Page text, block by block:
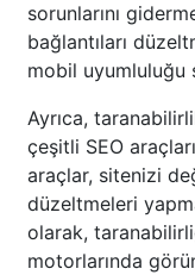
sorunlarını
bağlantıları
mobil uyumluluğu
Ayrıca,
çeşitli SEO
araçlar, sitenizi
düzeltmeleri
olarak,
motorlarında